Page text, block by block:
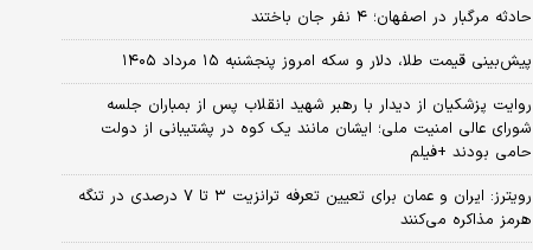
حادثه مرگبار در اصفهان؛ ۴ نفر جان باختند
پیش‌بینی قیمت طلا، دلار و سکه امروز پنجشنبه ۱۵ مرداد ۱۴۰۵
روایت پزشکیان از دیدار با رهبر شهید انقلاب پس از بمباران جلسه
شورای عالی امنیت ملی؛ ایشان مانند یک کوه در پشتیبانی از دولت
حامی بودند +فیلم
رویترز: ایران و عمان برای تعیین تعرفه ترانزیت ۳ تا ۷ درصدی در تنگه
هرمز مذاکره می‌کنند